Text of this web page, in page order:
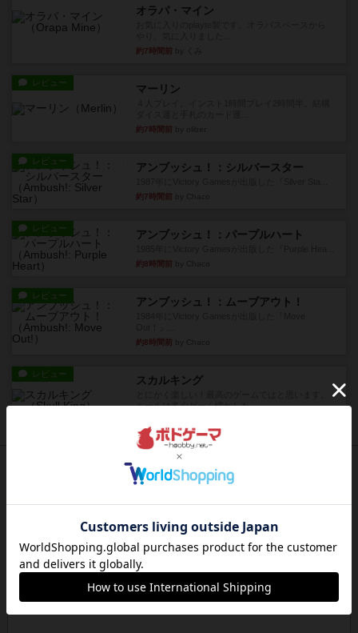
オラパ・マイン
約7時間前
レビュー マーリン
約7時間前
レビュー アンブッシュ！：シルバースター
約7時間前
レビュー アンブッシュ！：パープルハート
約8時間前
レビュー アンブッシュ！：ムーブアウト！
約8時間前
レビュー スカルキング
ルールは多少ゲーム慣れした...